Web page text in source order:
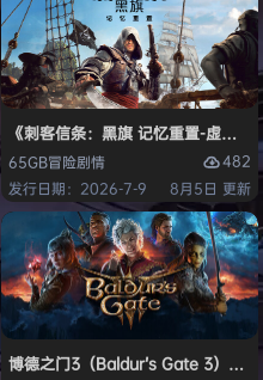
Y）免安装中文版
《刺客信条：黑旗 记忆重置-虚拟
65GB冒险剧情
482
发行日期：2026-7-9
8月5日 更新
Space Marine 2）免安装
博德之门3（Baldur’s Gate 3）免安